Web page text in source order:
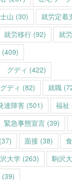
山 (30) 就労定着
就労移行 (92) 就
(409)
グディ (422)
ディ (82) 就職
達障害 (501) 福祉
緊急事態宣言 (39)
(37) 面接 (38)
大学 (263) 駒沢
(39)